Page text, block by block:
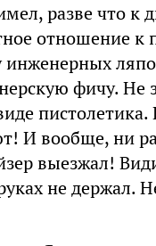
разве что к
отношение к
фичу. Не
И вообще, ни
выезжал!
не держал.